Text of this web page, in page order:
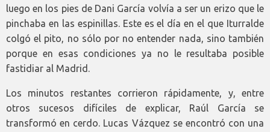
luego en los pies de Dani García volvía a ser un erizo que le
pinchaba en las espinillas. Este es el día en el que Iturralde
colgó el pito, no sólo por no entender nada, sino también
porque en esas condiciones ya no le resultaba posible
fastidiar al Madrid.
Los minutos restantes corrieron rápidamente, y, entre
otros sucesos difíciles de explicar, Raúl García se
transformó en cerdo. Lucas Vázquez se encontró con una